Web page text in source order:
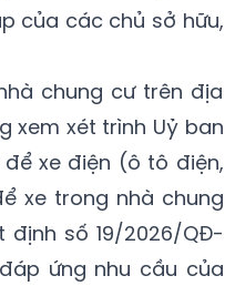
của các chủ sở hữu,
chung cư trên địa
xem xét trình Uỷ ban
xe điện (ô tô điện,
xe trong nhà chung
định số 19/2026/QĐ-
ứng nhu cầu của